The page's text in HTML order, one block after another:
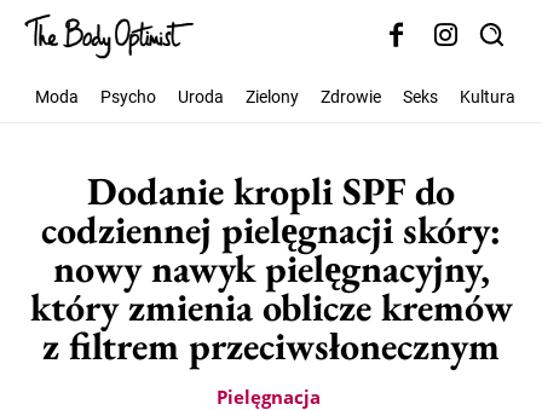
Moda Psycho Uroda Zielony Zdrowie Seks Kultura
Dodanie kropli SPF do
codziennej pielęgnacji skóry:
nowy nawyk pielęgnacyjny,
który zmienia oblicze kremów
z filtrem przeciwsłonecznym
Pielęgnacja